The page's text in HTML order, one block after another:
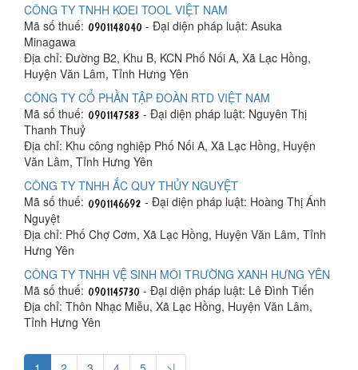
CÔNG TY TNHH KOEI TOOL VIỆT NAM
Mã số thuế:
- Đại diện pháp luật: Asuka
Minagawa
Địa chỉ: Đường B2, Khu B, KCN Phố Nối A, Xã Lạc Hồng,
Huyện Văn Lâm, Tỉnh Hưng Yên
CÔNG TY CỔ PHẦN TẬP ĐOÀN RTD VIỆT NAM
Mã số thuế:
- Đại diện pháp luật: Nguyên Thị
Thanh Thuỷ
Địa chỉ: Khu công nghiệp Phố Nối A, Xã Lạc Hồng, Huyện
Văn Lâm, Tỉnh Hưng Yên
CÔNG TY TNHH ẮC QUY THỦY NGUYỆT
Mã số thuế:
- Đại diện pháp luật: Hoàng Thị Ánh
Nguyệt
Địa chỉ: Phố Chợ Cơm, Xã Lạc Hồng, Huyện Văn Lâm, Tỉnh
Hưng Yên
CÔNG TY TNHH VỆ SINH MÔI TRƯỜNG XANH HƯNG YÊN
Mã số thuế:
- Đại diện pháp luật: Lê Đình Tiến
Địa chỉ: Thôn Nhạc Miễu, Xã Lạc Hồng, Huyện Văn Lâm,
Tỉnh Hưng Yên